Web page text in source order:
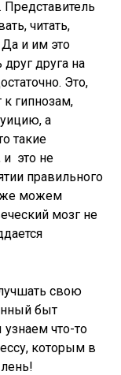
Представитель
читать,
Да и им это
друга на
Это,
гипнозам,
а
такие
и это не
правильного
можем
мозг не
свою
быт
что-то
которым в